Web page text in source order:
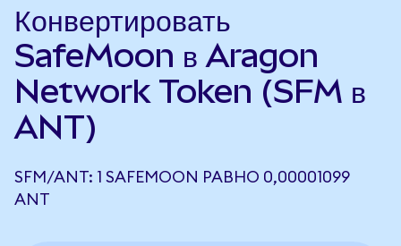
Конвертировать
SafeMoon в Aragon
Network Token (SFM в
ANT)
SFM/ANT: 1 SAFEMOON РАВНО 0,00001099
ANT